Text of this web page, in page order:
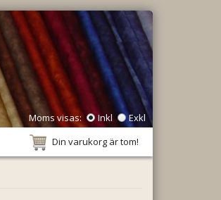
Moms visas: Inkl
Exkl
Din varukorg är tom!